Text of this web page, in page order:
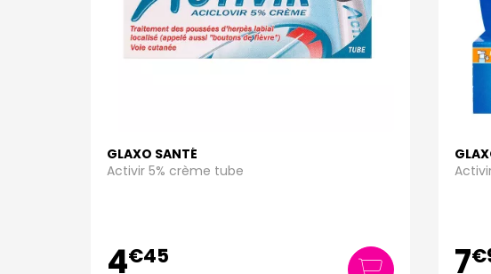
GLAXO SANTÉ
Activir 5% crème tube
4€45 7€